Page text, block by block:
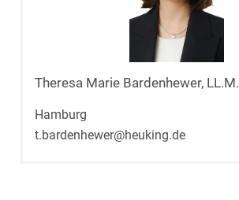
Theresa Marie Bardenhewer, LL.M.
Hamburg
t.bardenhewer@heuking.de